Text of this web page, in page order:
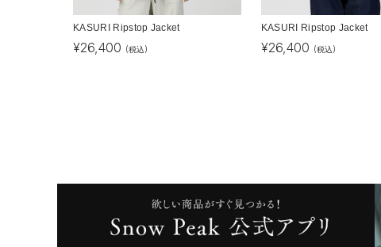
KASURI Ripstop Jacket
¥26,400 (税込)
KASURI Ripstop Jacket
¥26,400 (税込)